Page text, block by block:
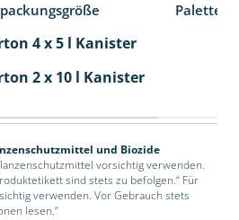
4 x 5 l Kanister
2 x 10 l Kanister
und Biozide
vorsichtig verwenden.
sind stets zu befolgen.“ Für
verwenden. Vor Gebrauch stets
lesen.“